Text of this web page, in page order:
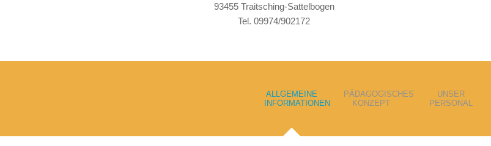
93455 Traitsching-Sattelbogen
Tel. 09974/902172
ALLGEMEINE
INFORMATIONEN
PÄDAGOGISCHES
KONZEPT
UNSER
PERSONAL